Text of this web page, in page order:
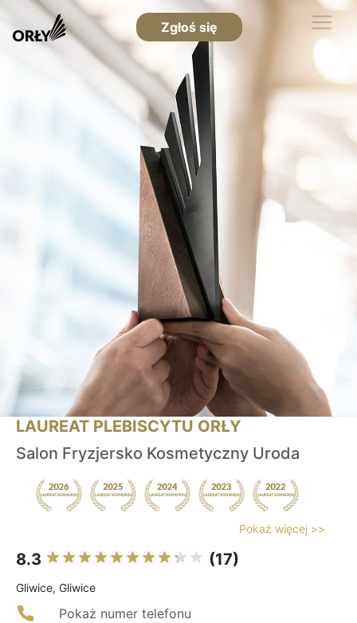
Zgłoś się
LAUREAT PLEBISCYTU ORŁY
Salon Fryzjersko Kosmetyczny Uroda
Pokaż więcej >>
8.3 (17)
Gliwice, Gliwice
Pokaż numer telefonu